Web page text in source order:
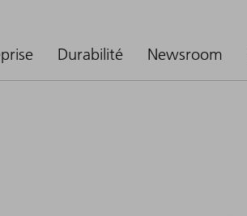
Durabilité Newsroom